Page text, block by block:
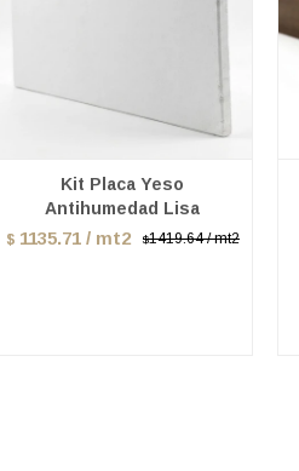
Kit Placa Yeso
Antihumedad Lisa
$ 1135.71 / mt2 $1419.64 / mt2